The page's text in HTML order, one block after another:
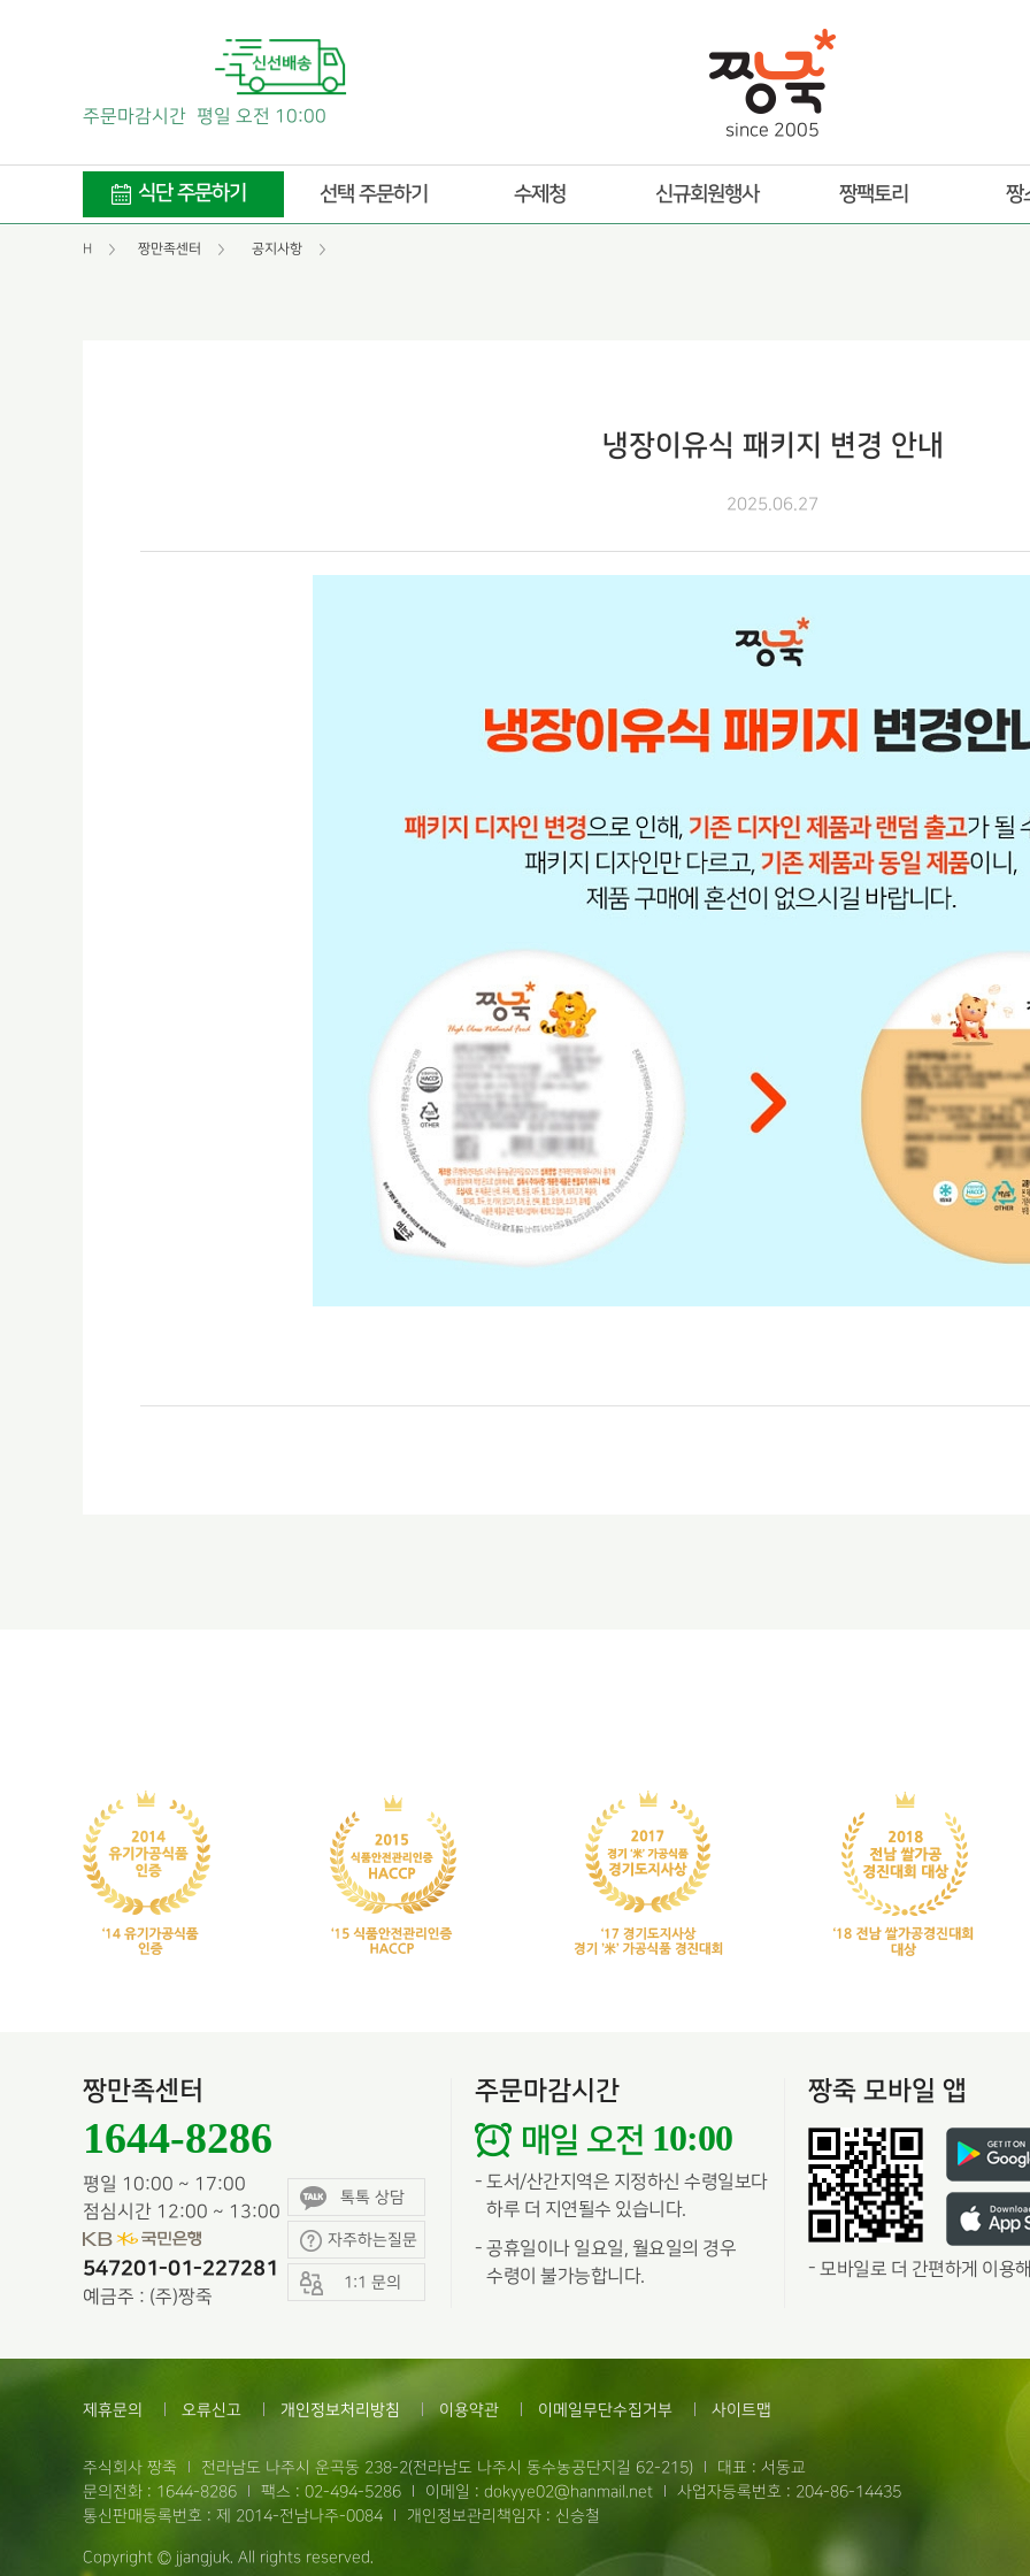
주문마감시간 평일 오전 10:00
since 2005
식단 주문하기 선택 주문하기 수제청 신규회원행사 짱팩토리 짱
H 짱만족센터 공지사항
냉장이유식 패키지 변경 안내
2025.06.27
짱만족센터
1644-8286
평일 10:00 ~ 17:00
점심시간 12:00 ~ 13:00
547201-01-227281
예금주 : (주)짱죽
톡톡 상담
자주하는질문
1:1 문의
주문마감시간
매일 오전 10:00
- 도서/산간지역은 지정하신 수령일보다
하루 더 지연될수 있습니다.
- 공휴일이나 일요일, 월요일의 경우
수령이 불가능합니다.
짱죽 모바일 앱
- 모바일로 더 간편하게 이용
제휴문의 오류신고 개인정보처리방침 이용약관 이메일무단수집거부 사이트맵
주식회사 짱죽 전라남도 나주시 운곡동 238-2(전라남도 나주시 동수농공단지길 62-215)
대표 : 서동교
문의전화 : 1644-8286
팩스 : 02-494-5286 이메일 : dokyye02@hanmail.net
사업자등록번호 : 204-86-14435
통신판매등록번호 : 제 2014-전남나주-0084
개인정보관리책임자 : 신승철
Copyright © jjangjuk. All rights reserved.